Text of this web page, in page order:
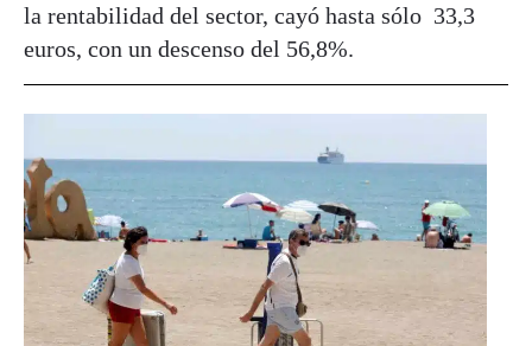
la rentabilidad del sector, cayó hasta sólo 33,3
euros, con un descenso del 56,8%.